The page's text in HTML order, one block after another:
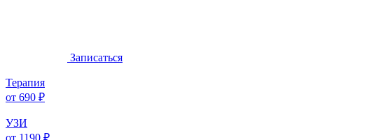
Записаться
Терапия
от 690 ₽
УЗИ
от 1190 ₽